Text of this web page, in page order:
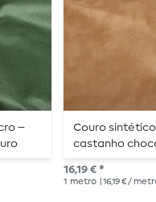
–
Couro
castanho
16,19 € *
1 metro | 16,19 € /